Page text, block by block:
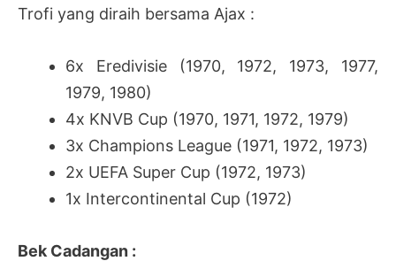
Trofi yang diraih bersama Ajax :
6x Eredivisie (1970, 1972, 1973, 1977,
1979, 1980)
4x KNVB Cup (1970, 1971, 1972, 1979)
3x Champions League (1971, 1972, 1973)
2x UEFA Super Cup (1972, 1973)
1x Intercontinental Cup (1972)
Bek Cadangan :